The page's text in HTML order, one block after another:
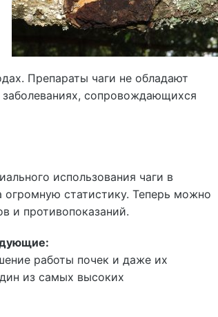
Препараты чаги не обладают
сопровождающихся
использования чаги в
статистику. Теперь можно
и противопоказаний.
работы почек и даже их
из самых высоких